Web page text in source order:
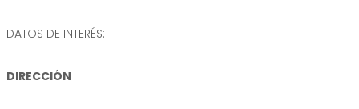
DATOS DE INTERÉS:
DIRECCIÓN